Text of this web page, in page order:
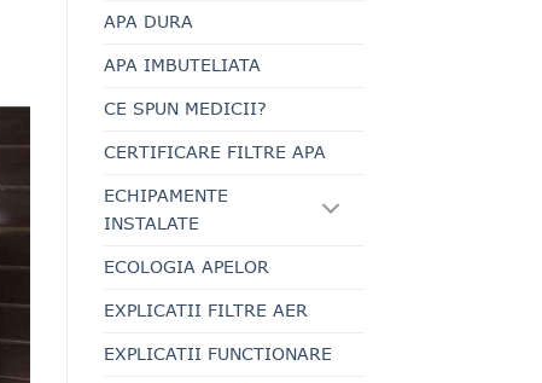
APA DURA
APA IMBUTELIATA
CE SPUN MEDICII?
CERTIFICARE FILTRE APA
ECHIPAMENTE
INSTALATE
ECOLOGIA APELOR
EXPLICATII FILTRE AER
EXPLICATII FUNCTIONARE